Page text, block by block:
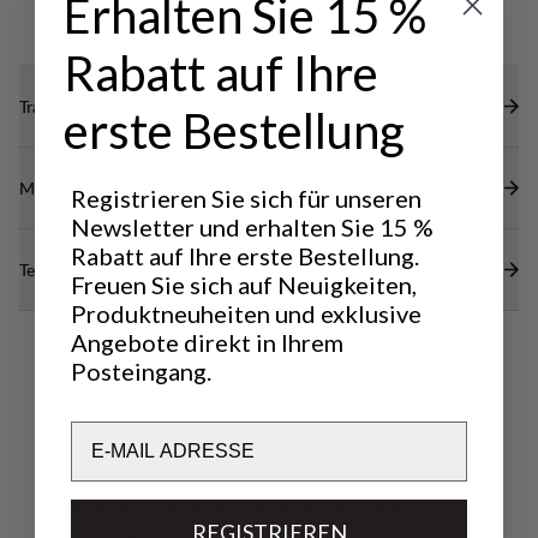
Transparenz
Materialien
Technische Daten
as könnte Ihnen auch
Erhalten Sie 15 %
Rabatt auf Ihre
erste Bestellung
Registrieren Sie sich für unseren
Newsletter und erhalten Sie 15 %
Rabatt auf Ihre erste Bestellung.
Freuen Sie sich auf Neuigkeiten,
Produktneuheiten und exklusive
Angebote direkt in Ihrem
Posteingang.
REGISTRIEREN